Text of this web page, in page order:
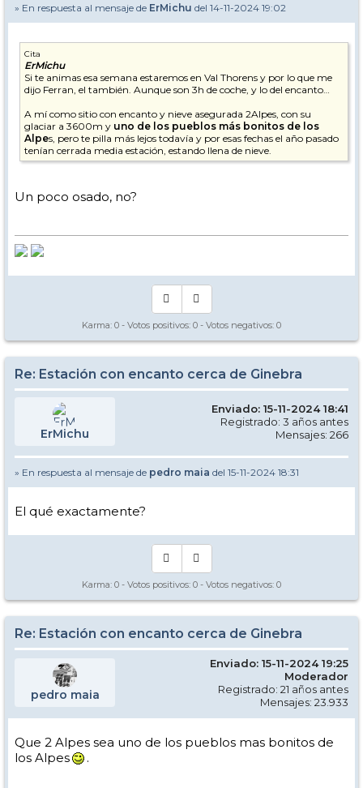
» En respuesta al mensaje de ErMichu del 14-11-2024 19:02
Cita
ErMichu
Si te animas esa semana estaremos en Val Thorens y por lo que me
dijo Ferran, el también. Aunque son 3h de coche, y lo del encanto…
A mí como sitio con encanto y nieve asegurada 2Alpes, con su
glaciar a 3600m y uno de los pueblos más bonitos de los
Alpes, pero te pilla más lejos todavía y por esas fechas el año pasado
tenían cerrada media estación, estando llena de nieve.
Un poco osado, no?
Karma: 0 - Votos positivos: 0 - Votos negativos: 0
Re: Estación con encanto cerca de Ginebra
ErMichu
Enviado: 15-11-2024 18:41
Registrado: 3 años antes
Mensajes: 266
» En respuesta al mensaje de pedro maia del 15-11-2024 18:31
El qué exactamente?
Karma: 0 - Votos positivos: 0 - Votos negativos: 0
Re: Estación con encanto cerca de Ginebra
pedro maia
Enviado: 15-11-2024 19:25
Moderador
Registrado: 21 años antes
Mensajes: 23.933
Que 2 Alpes sea uno de los pueblos mas bonitos de
los Alpes
.